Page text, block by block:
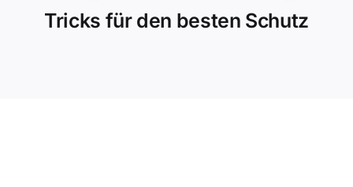
Motorradversicherung
Tricks für den besten Schutz